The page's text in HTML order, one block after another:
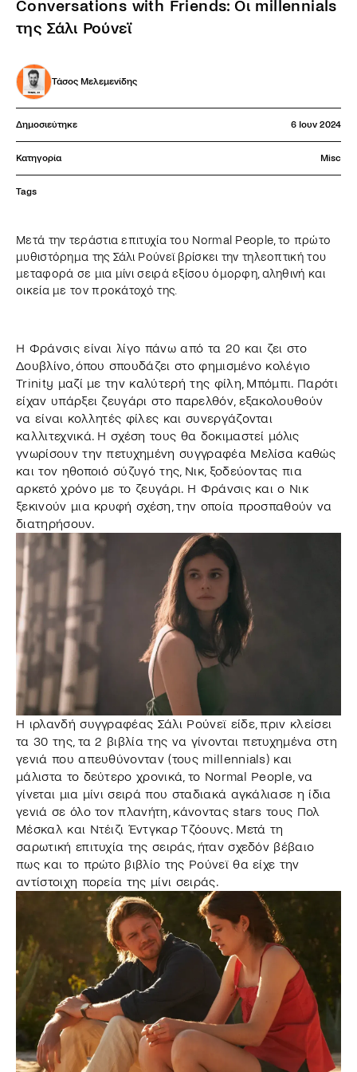
Conversations with Friends: Οι millennials
της Σάλι Ρούνεϊ
Τάσος Μελεμενίδης
Δημοσιεύτηκε 6 Ιουν 2024
Κατηγορία Misc
Tags
Μετά την τεράστια επιτυχία του Normal People, το πρώτο
μυθιστόρημα της Σάλι Ρούνεϊ βρίσκει την τηλεοπτική του
μεταφορά σε μια μίνι σειρά εξίσου όμορφη, αληθινή και
οικεία με τον προκάτοχό της.
Η Φράνσις είναι λίγο πάνω από τα 20 και ζει στο
Δουβλίνο, όπου σπουδάζει στο φημισμένο κολέγιο
Trinity μαζί με την καλύτερή της φίλη, Μπόμπι. Παρότι
είχαν υπάρξει ζευγάρι στο παρελθόν, εξακολουθούν
να είναι κολλητές φίλες και συνεργάζονται
καλλιτεχνικά. Η σχέση τους θα δοκιμαστεί μόλις
γνωρίσουν την πετυχημένη συγγραφέα Μελίσα καθώς
και τον ηθοποιό σύζυγό της, Νικ, ξοδεύοντας πια
αρκετό χρόνο με το ζευγάρι. Η Φράνσις και ο Νικ
ξεκινούν μια κρυφή σχέση, την οποία προσπαθούν να
διατηρήσουν.
Η ιρλανδή συγγραφέας Σάλι Ρούνεϊ είδε, πριν κλείσει
τα 30 της, τα 2 βιβλία της να γίνονται πετυχημένα στη
γενιά που απευθύνονταν (τους millennials) και
μάλιστα το δεύτερο χρονικά, το Normal People, να
γίνεται μια μίνι σειρά που σταδιακά αγκάλιασε η ίδια
γενιά σε όλο τον πλανήτη, κάνοντας stars τους Πολ
Μέσκαλ και Ντέιζι Έντγκαρ Τζόουνς. Μετά τη
σαρωτική επιτυχία της σειράς, ήταν σχεδόν βέβαιο
πως και το πρώτο βιβλίο της Ρούνεϊ θα είχε την
αντίστοιχη πορεία της μίνι σειράς.